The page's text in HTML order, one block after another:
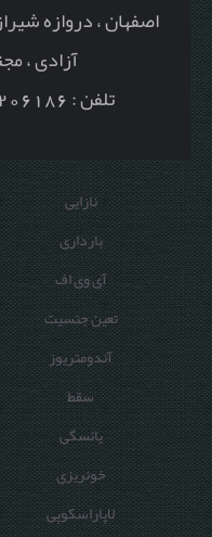
اصفهان ، دروازه
آزادی ،
تلفن : 36206186 - 09383657786
نازایی
بارداری
آی وی اف
تعین جنسیت
آندومتریوز
سقط
یائسگی
خونریزی
لاپاراسکوپی